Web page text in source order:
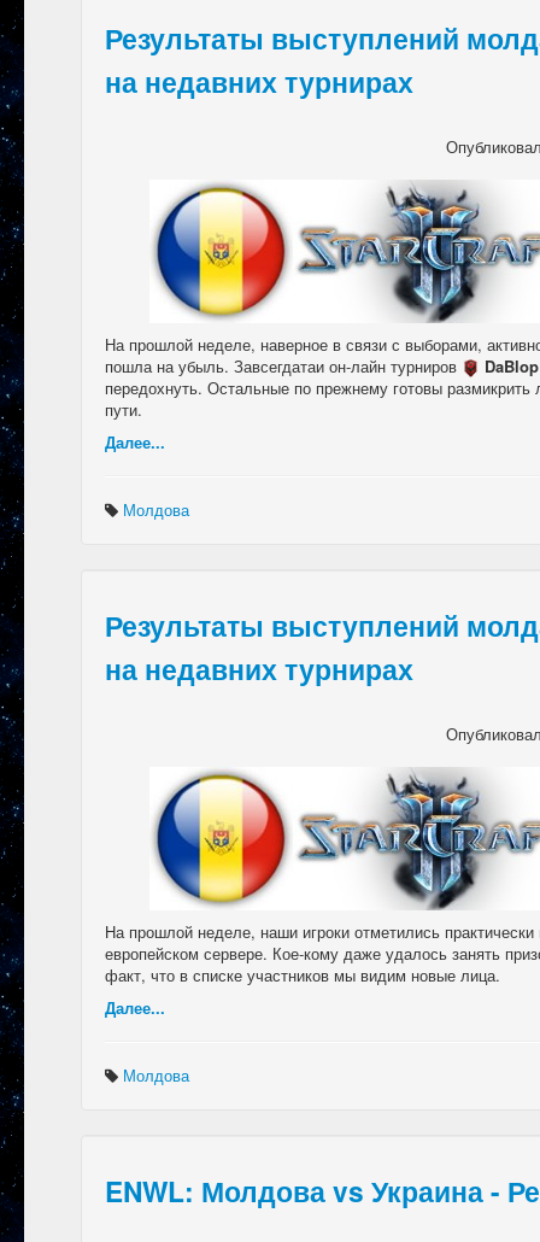
Результаты выступлений
на недавних турнирах
На прошлой неделе, наверное в связи с выборами,
пошла на убыль. Завсегдатаи он-лайн турниров
DaBlop
передохнуть. Остальные по прежнему готовы размикрить
пути.
Далее...
Молдова
Результаты выступлений
на недавних турнирах
На прошлой неделе, наши игроки отметились
европейском сервере. Кое-кому даже удалось занять
факт, что в списке участников мы видим новые лица.
Далее...
Молдова
ENWL: Молдова vs Украина -